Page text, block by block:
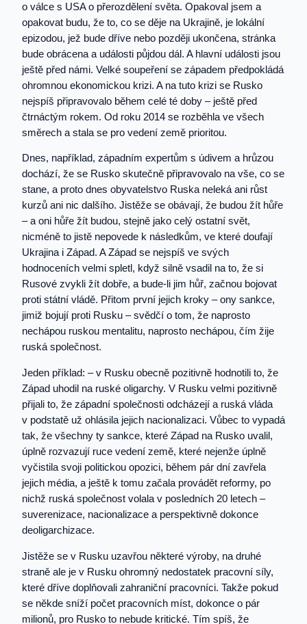
o válce s USA o přerozdělení světa. Opakoval jsem a
opakovat budu, že to, co se děje na Ukrajině, je lokální
epizodou, jež bude dříve nebo později ukončena, stránka
bude obrácena a události půjdou dál. A hlavní události jsou
ještě před námi. Velké soupeření se západem předpokládá
ohromnou ekonomickou krizi. A na tuto krizi se Rusko
nejspíš připravovalo během celé té doby – ještě před
čtrnáctým rokem. Od roku 2014 se rozběhla ve všech
směrech a stala se pro vedení země prioritou.
Dnes, například, západním expertům s údivem a hrůzou
dochází, že se Rusko skutečně připravovalo na vše, co se
stane, a proto dnes obyvatelstvo Ruska neleká ani růst
kurzů ani nic dalšího. Jistěže se obávají, že budou žít hůře
– a oni hůře žít budou, stejně jako celý ostatní svět,
nicméně to jistě nepovede k následkům, ve které doufají
Ukrajina i Západ. A Západ se nejspíš ve svých
hodnoceních velmi spletl, když silně vsadil na to, že si
Rusové zvykli žít dobře, a bude-li jim hůř, začnou bojovat
proti státní vládě. Přitom první jejich kroky – ony sankce,
jimiž bojují proti Rusku – svědčí o tom, že naprosto
nechápou ruskou mentalitu, naprosto nechápou, čím žije
ruská společnost.
Jeden příklad: – v Rusku obecně pozitivně hodnotili to, že
Západ uhodil na ruské oligarchy. V Rusku velmi pozitivně
přijali to, že západní společnosti odcházejí a ruská vláda
v podstatě už ohlásila jejich nacionalizaci. Vůbec to vypadá
tak, že všechny ty sankce, které Západ na Rusko uvalil,
úplně rozvazují ruce vedení země, které nejenže úplně
vyčistila svoji politickou opozici, během pár dní zavřela
jejich média, a ještě k tomu začala provádět reformy, po
nichž ruská společnost volala v posledních 20 letech –
suverenizace, nacionalizace a perspektivně dokonce
deoligarchizace.
Jistěže se v Rusku uzavřou některé výroby, na druhé
straně ale je v Rusku ohromný nedostatek pracovní síly,
které dříve doplňovali zahraniční pracovníci. Takže pokud
se někde sníží počet pracovních míst, dokonce o pár
milionů, pro Rusko to nebude kritické. Tím spíš, že